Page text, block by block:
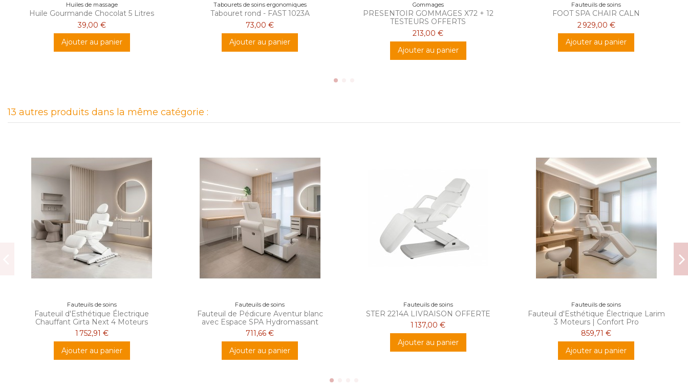
Huiles de massage
Huile Gourmande Chocolat 5 Litres
39,00 €
Ajouter au panier
Tabourets de soins ergonomiques
Tabouret rond - FAST 1023A
73,00 €
Ajouter au panier
Gommages
PRESENTOIR GOMMAGES X72 + 12
TESTEURS OFFERTS
213,00 €
Ajouter au panier
Fauteuils de soins
FOOT SPA CHAIR CALN
2 929,00 €
Ajouter au panier
13 autres produits dans la même catégorie :
Fauteuils de soins
Fauteuil d'Esthétique Électrique
Chauffant Girta Next 4 Moteurs
1 752,91 €
Ajouter au panier
Fauteuils de soins
Fauteuil de Pédicure Aventur blanc
avec Espace SPA Hydromassant
711,66 €
Ajouter au panier
Fauteuils de soins
STER 2214A LIVRAISON OFFERTE
1 137,00 €
Ajouter au panier
Fauteuils de soins
Fauteuil d'Esthétique Électrique Larim
3 Moteurs | Confort Pro
859,71 €
Ajouter au panier